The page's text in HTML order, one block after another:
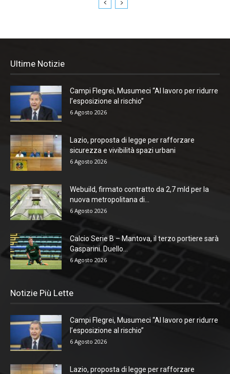
Ultime Notizie
Campi Flegrei, Musumeci “Al lavoro per ridurre
l’esposizione al rischio”
6 Agosto 2026
Lazio, proposta di legge per rafforzare
sicurezza e vivibilità spazi urbani
6 Agosto 2026
Webuild, firmato contratto da 2,7 mld per la
nuova metropolitana di...
6 Agosto 2026
Calcio Serie B – Mantova, il terzo portiere sarà
Gasparini. Duello...
6 Agosto 2026
Notizie Più Lette
Campi Flegrei, Musumeci “Al lavoro per ridurre
l’esposizione al rischio”
6 Agosto 2026
Lazio, proposta di legge per rafforzare